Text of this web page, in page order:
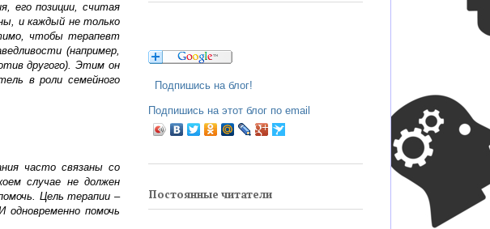
его позиции, считая
и каждый не только
чтобы терапевт
(например,
другого). Этим он
в роли семейного
часто связаны со
случае не должен
Цель терапии –
помочь
Подпишись на блог!
Подпишись на этот блог по email
Постоянные читатели